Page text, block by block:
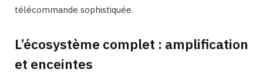
télécommande sophistiquée.
L’écosystème complet : amplification
et enceintes